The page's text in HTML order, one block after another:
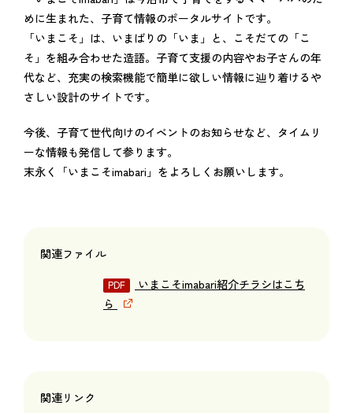
めに生まれた、子育て情報のポータルサイトです。
「いまこそ」は、いまばりの「いま」と、こそだての「こ
そ」を組み合わせた造語。子育て支援の内容やお子さんの年
代など、充実の検索機能で簡単に欲しい情報に辿り着けるや
さしい設計のサイトです。
今後、子育て世代向けのイベントのお知らせなど、タイムリ
ーな情報も発信して参ります。
末永く「いまこそimabari」をよろしくお願いします。
関連ファイル
いまこそimabari紹介チラシはこち
ら
関連リンク